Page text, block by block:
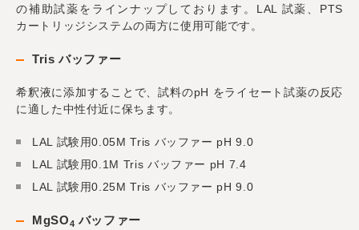
の補助試薬をラインナップしております。LAL 試薬、PTS
カートリッジシステムの両方に使用可能です。
Tris バッファー
希釈液に添加することで、試料のpH をライセート試薬の反応
に適した中性付近に保ちます。
LAL 試験用0.05M Tris バッファー pH 9.0
LAL 試験用0.1M Tris バッファー pH 7.4
LAL 試験用0.25M Tris バッファー pH 9.0
MgSO4 バッファー